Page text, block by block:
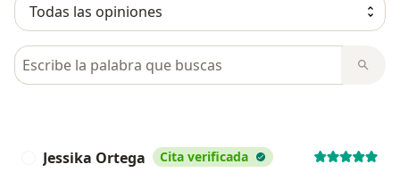
Busca en opiniones
Jessika Ortega Cita verificada